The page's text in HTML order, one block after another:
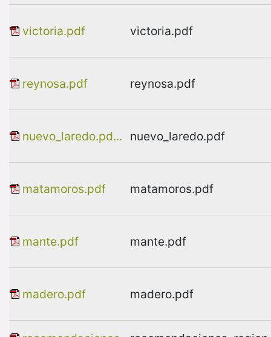
victoria.pdf victoria.pdf
reynosa.pdf reynosa.pdf
nuevo_laredo.pd... nuevo_laredo.pdf
matamoros.pdf matamoros.pdf
mante.pdf mante.pdf
madero.pdf madero.pdf